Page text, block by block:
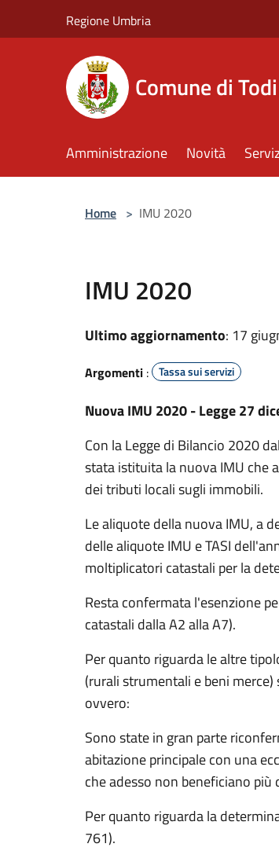
Regione Umbria
Comune di Todi
Amministrazione Novità
Home > IMU 2020
IMU 2020
Ultimo aggiornamento: 17
Argomenti : Tassa sui servizi
Nuova IMU 2020 - Legge 27
Con la Legge di Bilancio 2020
stata istituita la nuova IMU che
dei tributi locali sugli immobili.
Le aliquote della nuova IMU, a
delle aliquote IMU e TASI
moltiplicatori catastali per la
Resta confermata l'esenzione
catastali dalla A2 alla A7).
Per quanto riguarda le altre
(rurali strumentali e beni merce)
ovvero:
Sono state in gran parte
abitazione principale con una
che adesso non beneficiano
Per quanto riguarda la
761).